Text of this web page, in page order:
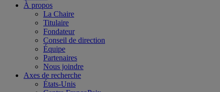
À propos
La Chaire
Titulaire
Fondateur
Conseil de direction
Équipe
Partenaires
Nous joindre
Axes de recherche
États-Unis